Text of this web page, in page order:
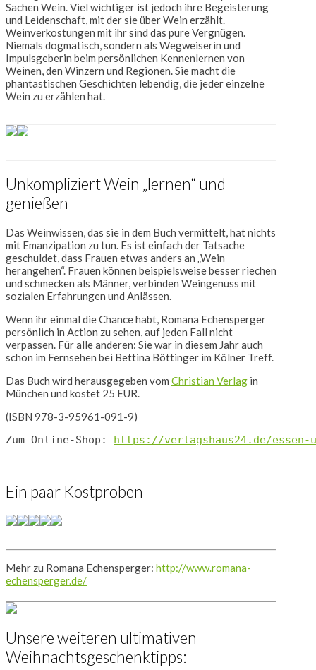
Sachen Wein. Viel wichtiger ist jedoch ihre Begeisterung
und Leidenschaft, mit der sie über Wein erzählt.
Weinverkostungen mit ihr sind das pure Vergnügen.
Niemals dogmatisch, sondern als Wegweiserin und
Impulsgeberin beim persönlichen Kennenlernen von
Weinen, den Winzern und Regionen. Sie macht die
phantastischen Geschichten lebendig, die jeder einzelne
Wein zu erzählen hat.
Unkompliziert Wein „lernen“ und
genießen
Das Weinwissen, das sie in dem Buch vermittelt, hat nichts
mit Emanzipation zu tun. Es ist einfach der Tatsache
geschuldet, dass Frauen etwas anders an „Wein
herangehen“. Frauen können beispielsweise besser riechen
und schmecken als Männer, verbinden Weingenuss mit
sozialen Erfahrungen und Anlässen.
Wenn ihr einmal die Chance habt, Romana Echensperger
persönlich in Action zu sehen, auf jeden Fall nicht
verpassen. Für alle anderen: Sie war in diesem Jahr auch
schon im Fernsehen bei Bettina Böttinger im Kölner Treff.
Das Buch wird herausgegeben vom Christian Verlag in
München und kostet 25 EUR.
(ISBN 978-3-95961-091-9)
Zum Online-Shop: https://verlagshaus24.de/
Ein paar Kostproben
Mehr zu Romana Echensperger: http://www.romana-
echensperger.de/
Unsere weiteren ultimativen
Weihnachtsgeschenktipps: